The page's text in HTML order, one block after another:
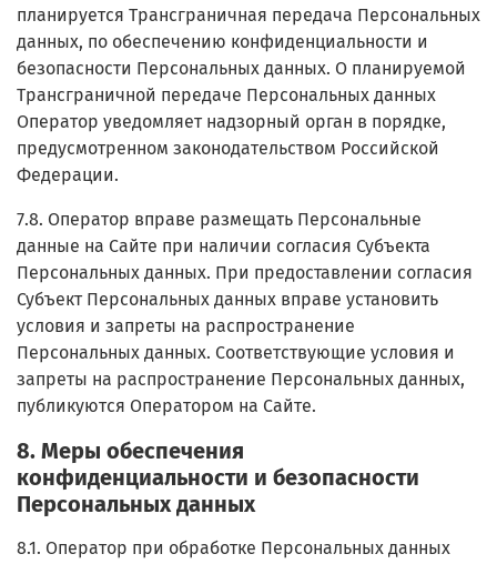
планируется Трансграничная передача Персональных
данных, по обеспечению конфиденциальности и
безопасности Персональных данных. О планируемой
Трансграничной передаче Персональных данных
Оператор уведомляет надзорный орган в порядке,
предусмотренном законодательством Российской
Федерации.
7.8. Оператор вправе размещать Персональные
данные на Сайте при наличии согласия Субъекта
Персональных данных. При предоставлении согласия
Субъект Персональных данных вправе установить
условия и запреты на распространение
Персональных данных. Соответствующие условия и
запреты на распространение Персональных данных,
публикуются Оператором на Сайте.
8. Меры обеспечения
конфиденциальности и безопасности
Персональных данных
8.1. Оператор при обработке Персональных данных